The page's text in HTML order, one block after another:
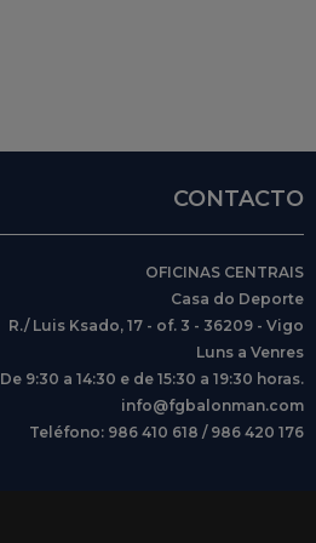
CONTACTO
OFICINAS CENTRAIS
Casa do Deporte
R./ Luis Ksado, 17 - of. 3 - 36209 - Vigo
Luns a Venres
De 9:30 a 14:30 e de 15:30 a 19:30 horas.
info@fgbalonman.com
Teléfono: 986 410 618 / 986 420 176